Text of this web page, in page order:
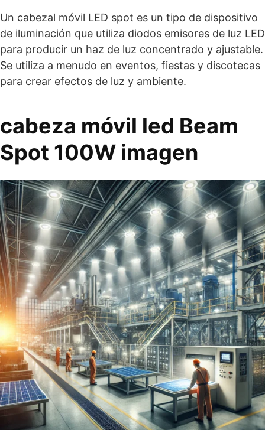
Un cabezal móvil LED spot es un tipo de dispositivo
de iluminación que utiliza diodos emisores de luz LED
para producir un haz de luz concentrado y ajustable.
Se utiliza a menudo en eventos, fiestas y discotecas
para crear efectos de luz y ambiente.
cabeza móvil led Beam
Spot 100W imagen